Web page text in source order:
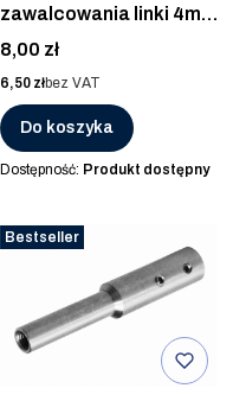
zawalcowania linki 4mm
Mini gwint prawy, AISI
316, POLER
Cena
8,00 zł
Cena
6,50 złbez VAT
Do koszyka
Dostępność: Produkt dostępny
Bestseller